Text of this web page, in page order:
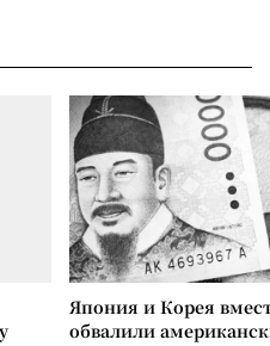
Япония и Корея
обвалили